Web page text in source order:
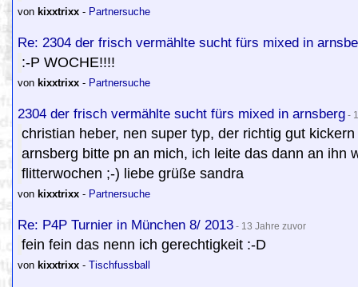
von kixxtrixx - Partnersuche
Re: 2304 der frisch vermählte sucht fürs mixed in
:-P WOCHE!!!!
von kixxtrixx - Partnersuche
2304 der frisch vermählte sucht fürs mixed in arnsberg -
christian heber, nen super typ, der richtig gut
arnsberg bitte pn an mich, ich leite das dann an ihn
flitterwochen ;-) liebe grüße sandra
von kixxtrixx - Partnersuche
Re: P4P Turnier in München 8/ 2013 - 13 Jahre zuvor
fein fein das nenn ich gerechtigkeit :-D
von kixxtrixx - Tischfussball